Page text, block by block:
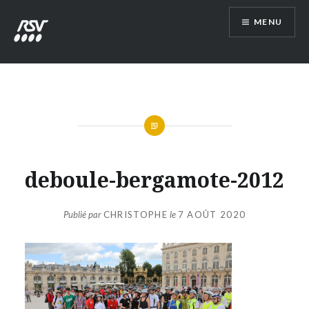
contenu
RSV54
MENU
deboule-bergamote-2012
Publié par CHRISTOPHE le 7 AOÛT 2020